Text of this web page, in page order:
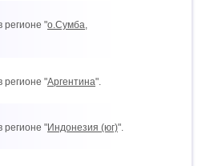
регионе "о.Сумба,
регионе "Аргентина".
регионе "Индонезия (юг)".